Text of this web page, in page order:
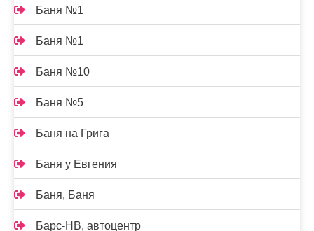
Баня №1
Баня №1
Баня №10
Баня №5
Баня на Грига
Баня у Евгения
Баня, Баня
Барс-НВ, автоцентр